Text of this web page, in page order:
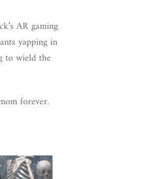
AR gaming
yapping in
to wield the
forever.